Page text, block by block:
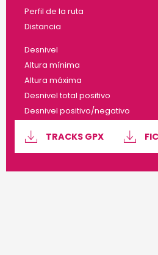
Perfil de la ruta
Distancia
Desnivel
Altura mínima
Altura máxima
Desnivel total positivo
Desnivel positivo/negativo
TRACKS GPX